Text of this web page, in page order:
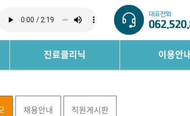
진료클리닉 이용안
채용안내 직원게시판